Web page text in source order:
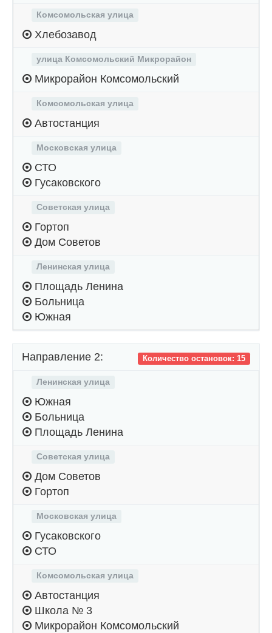
Комсомольская улица
Хлебозавод
улица Комсомольский Микрорайон
Микрорайон Комсомольский
Комсомольская улица
Автостанция
Московская улица
СТО
Гусаковского
Советская улица
Гортоп
Дом Советов
Ленинская улица
Площадь Ленина
Больница
Южная
Количество остановок: 15
Направление 2:
Ленинская улица
Южная
Больница
Площадь Ленина
Советская улица
Дом Советов
Гортоп
Московская улица
Гусаковского
СТО
Комсомольская улица
Автостанция
Школа № 3
Микрорайон Комсомольский